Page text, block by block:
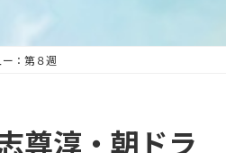
：第８週
尊淳・朝ドラ